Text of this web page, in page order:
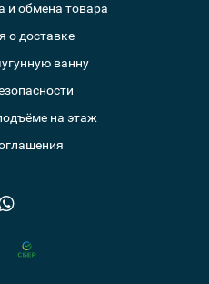
и обмена товара
о доставке
ванну
на этаж